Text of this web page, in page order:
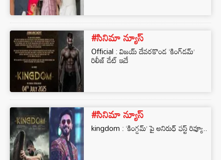
#సినిమా న్యూస్
Official : విజయ్ దేవరకొండ ‘కింగ్‌డమ్’
రిలీజ్ డేట్ ఇదే
#సినిమా న్యూస్
kingdom : ‘కింగ్డమ్’ పై అనిరుధ్ ఫస్ట్ రివ్యూ..